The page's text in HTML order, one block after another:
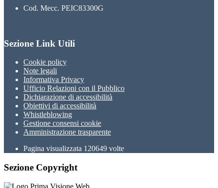
Cod. Mecc. PEIC83300G
Sezione Link Utili
Cookie policy
Note legali
Informativa Privacy
Ufficio Relazioni con il Pubblico
Dichiarazione di accessibilità
Obiettivi di accessibilità
Whistleblowing
Gestione consensi cookie
Amministrazione trasparente
Pagina visualizzata 120649 volte
Sezione Copyright